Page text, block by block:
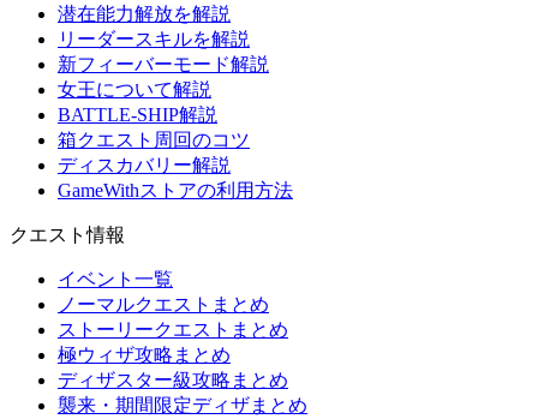
潜在能力解放を解説
リーダースキルを解説
新フィーバーモード解説
女王について解説
BATTLE-SHIP解説
箱クエスト周回のコツ
ディスカバリー解説
GameWithストアの利用方法
クエスト情報
イベント一覧
ノーマルクエストまとめ
ストーリークエストまとめ
極ウィザ攻略まとめ
ディザスター級攻略まとめ
襲来・期間限定ディザまとめ